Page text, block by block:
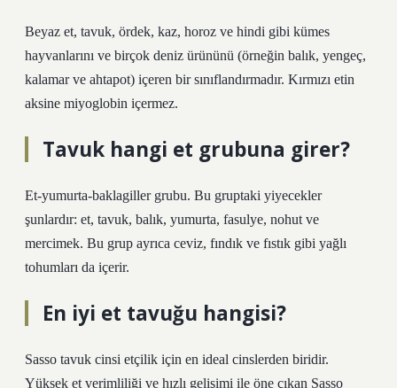
Beyaz et, tavuk, ördek, kaz, horoz ve hindi gibi kümes
hayvanlarını ve birçok deniz ürününü (örneğin balık, yengeç,
kalamar ve ahtapot) içeren bir sınıflandırmadır. Kırmızı etin
aksine miyoglobin içermez.
Tavuk hangi et grubuna girer?
Et-yumurta-baklagiller grubu. Bu gruptaki yiyecekler
şunlardır: et, tavuk, balık, yumurta, fasulye, nohut ve
mercimek. Bu grup ayrıca ceviz, fındık ve fıstık gibi yağlı
tohumları da içerir.
En iyi et tavuğu hangisi?
Sasso tavuk cinsi etçilik için en ideal cinslerden biridir.
Yüksek et verimliliği ve hızlı gelişimi ile öne çıkan Sasso